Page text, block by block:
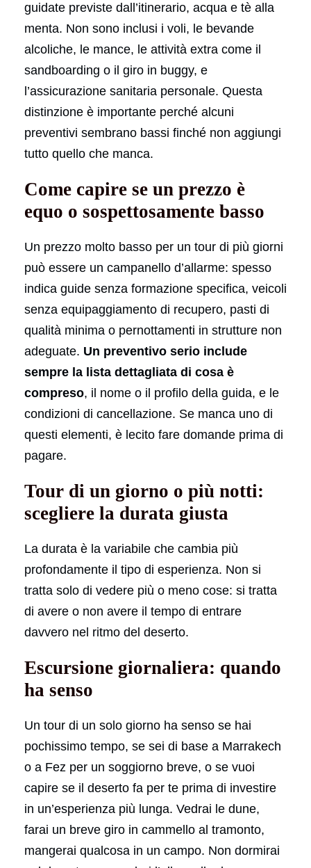
guidate previste dall’itinerario, acqua e tè alla
menta. Non sono inclusi i voli, le bevande
alcoliche, le mance, le attività extra come il
sandboarding o il giro in buggy, e
l’assicurazione sanitaria personale. Questa
distinzione è importante perché alcuni
preventivi sembrano bassi finché non aggiungi
tutto quello che manca.
Come capire se un prezzo è
equo o sospettosamente basso
Un prezzo molto basso per un tour di più giorni
può essere un campanello d’allarme: spesso
indica guide senza formazione specifica, veicoli
senza equipaggiamento di recupero, pasti di
qualità minima o pernottamenti in strutture non
adeguate. Un preventivo serio include
sempre la lista dettagliata di cosa è
compreso, il nome o il profilo della guida, e le
condizioni di cancellazione. Se manca uno di
questi elementi, è lecito fare domande prima di
pagare.
Tour di un giorno o più notti:
scegliere la durata giusta
La durata è la variabile che cambia più
profondamente il tipo di esperienza. Non si
tratta solo di vedere più o meno cose: si tratta
di avere o non avere il tempo di entrare
davvero nel ritmo del deserto.
Escursione giornaliera: quando
ha senso
Un tour di un solo giorno ha senso se hai
pochissimo tempo, se sei di base a Marrakech
o a Fez per un soggiorno breve, o se vuoi
capire se il deserto fa per te prima di investire
in un’esperienza più lunga. Vedrai le dune,
farai un breve giro in cammello al tramonto,
mangerai qualcosa in un campo. Non dormirai